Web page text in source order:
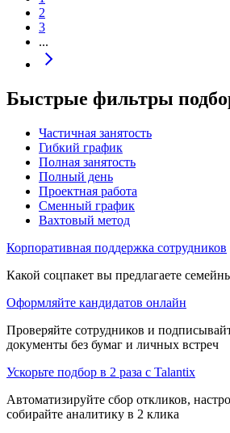
2
3
...
Быстрые фильтры
Частичная занятость
Гибкий график
Полная занятость
Полный день
Проектная работа
Сменный график
Вахтовый метод
Корпоративная поддержка сотрудников
Какой соцпакет вы предлагаете
Оформляйте кандидатов онлайн
Проверяйте сотрудников и
документы без бумаг и личных встреч
Ускорьте подбор в 2 раза с Talantix
Автоматизируйте сбор откликов,
собирайте аналитику в 2 клика